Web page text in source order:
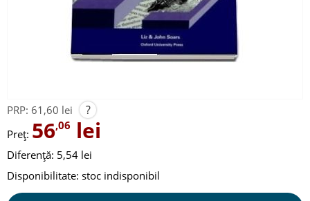
PRP: 61,60 lei ?
Preț: 56,06 lei
Diferență: 5,54 lei
Disponibilitate: stoc indisponibil